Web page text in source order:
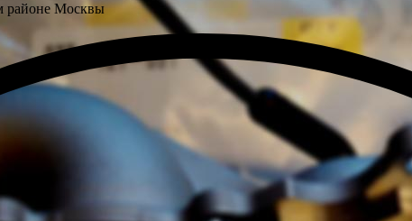
районе Москвы